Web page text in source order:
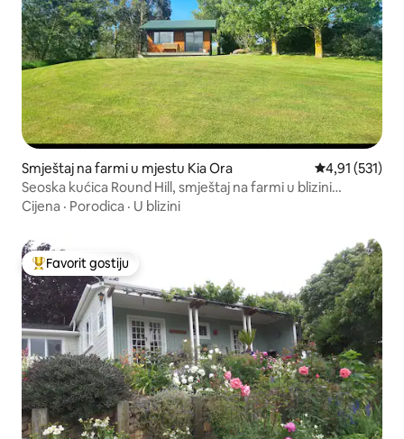
Smještaj na farmi u mjestu Kia Ora Prosječna
4,91 (531)
Seoska kućica Round Hill, smještaj na farmi u blizini
Oamaru
Cijena · Porodica · U blizini
Glavni favorit gostiju
Favorit gostiju